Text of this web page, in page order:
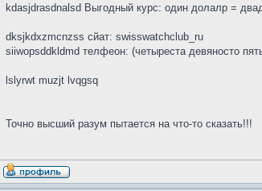
kdasjdrasdnalsd Выгодный курс: один долалр =
dksjkdxzmcnzss сйат: swisswatchclub_ru
siiwopsddkldmd телфеон: (четыреста девяносто
lslyrwt muzjt lvqgsq
Точно высший разум пытается на что-то сказать!!!